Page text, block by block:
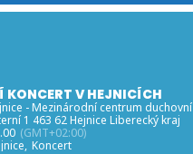
KONCERT V HEJNICÍCH
- Mezinárodní centrum duchovní
1 463 62 Hejnice Liberecký kraj
(GMT+02:00)
Koncert